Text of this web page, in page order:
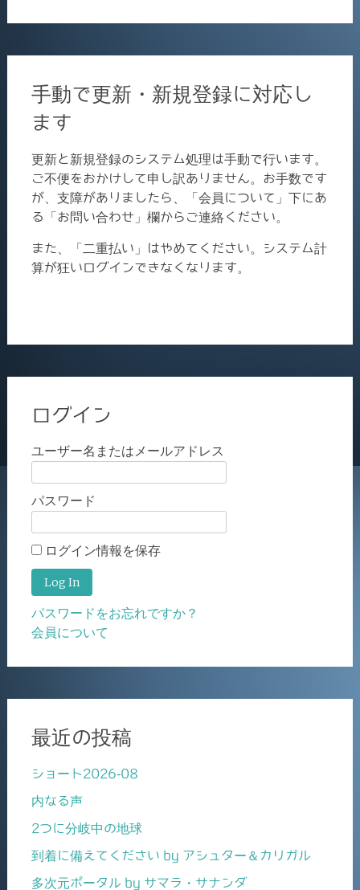
手動で更新・新規登録に対応し
ます
更新と新規登録のシステム処理は手動で行います。
ご不便をおかけして申し訳ありません。お手数です
が、支障がありましたら、「会員について」下にあ
る「お問い合わせ」欄からご連絡ください。
また、「二重払い」はやめてください。システム計
算が狂いログインできなくなります。
ログイン
ユーザー名またはメールアドレス
パスワード
ログイン情報を保存
パスワードをお忘れですか？
会員について
最近の投稿
ショート2026-08
内なる声
2つに分岐中の地球
到着に備えてください by アシュター＆カリガル
多次元ポータル by サマラ・サナンダ